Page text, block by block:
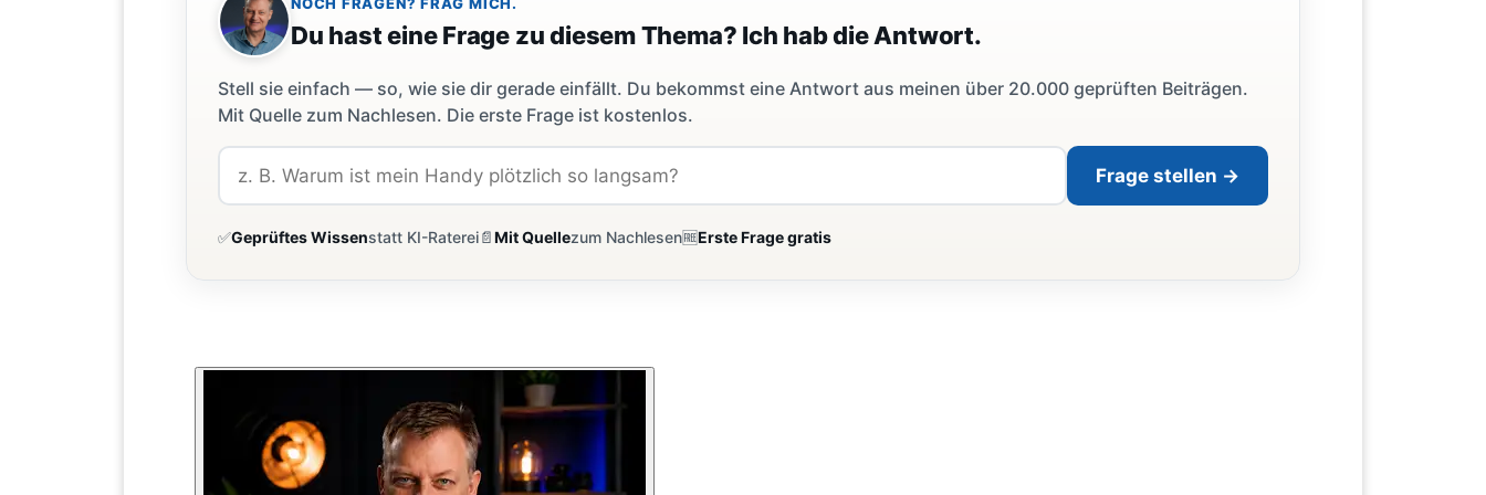
NOCH FRAGEN? FRAG MICH.
Du hast eine Frage zu diesem Thema? Ich hab die Antwort.
Stell sie einfach — so, wie sie dir gerade einfällt. Du bekommst eine Antwort aus meinen über 20.000 geprüften Beiträgen.
Mit Quelle zum Nachlesen. Die erste Frage ist kostenlos.
Frage stellen →
✅Geprüftes Wissenstatt KI-Raterei📄Mit Quellezum Nachlesen🆓Erste Frage gratis